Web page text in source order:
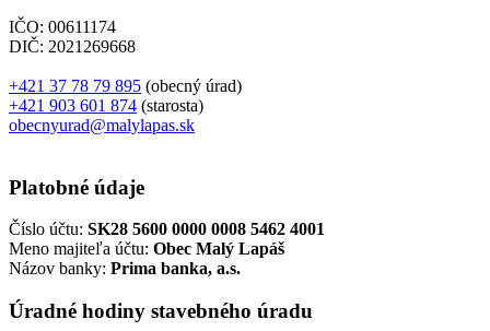
IČO: 00611174
DIČ: 2021269668
+421 37 78 79 895 (obecný úrad)
+421 903 601 874 (starosta)
obecnyurad@malylapas.sk
Platobné údaje
Číslo účtu: SK28 5600 0000 0008 5462 4001
Meno majiteľa účtu: Obec Malý Lapáš
Názov banky: Prima banka, a.s.
Úradné hodiny stavebného úradu